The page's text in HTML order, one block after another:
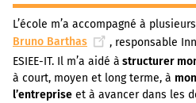
L’école m’a accompagné à
Bruno Barthas
, responsable
ESIEE-IT. Il m’a aidé à structurer
à court, moyen et long terme, à
l’entreprise et à avancer dans les